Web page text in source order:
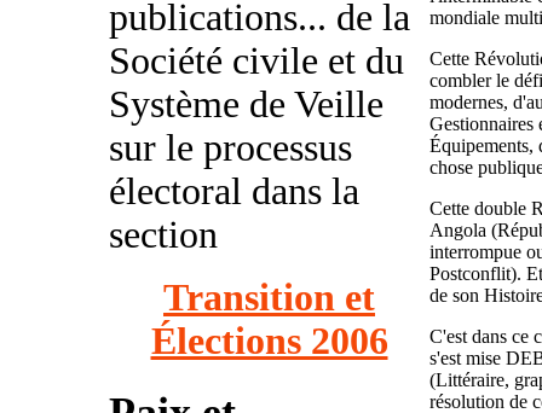
publications... de la
Société civile et du
Système de Veille
sur le processus
électoral dans la
section
Transition et
Élections 2006
mondiale
Cette
combler le
modernes,
Gestionnaires
Équipements,
chose
Cette double
Angola
interrompue
Postconflit).
de son
C'est dans ce
s'est mise
(Littéraire,
résolution de